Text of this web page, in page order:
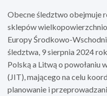
Obecne śledztwo obejmuje
sklepów
Europy Środkowo-
śledztwa, 9 sierpnia 2024
Polską a Litwą o powołaniu
(JIT), mającego na celu
planowanie i